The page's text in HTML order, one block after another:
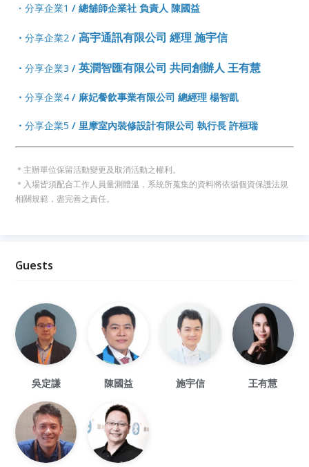
・分享企業1 / 總舖師企業社 負責人 陳國益
・分享企業2 /高宇通訊有限公司 經理 施宇信
・分享企業3 /英潤智匯有限公司 共同創辦人 王有慧
・分享企業4 / 麻妃餐飲事業有限公司 總經理 楊智凱
・分享企業5 /里摩室內裝修設計有限公司 執行長 許桓瑞
＊主辦單位保留活動變更及取消活動之權利。
＊入場皆須配合工作人員量測體溫，系統所蒐集的資料將依循個資保護法規
相關規範，盡完善之責任。
Guests
吳定謙 陳國益 施宇信 王有慧